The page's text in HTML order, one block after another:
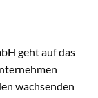
geht auf das
wachsenden